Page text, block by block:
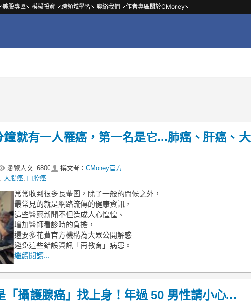
美股專區 模擬投資 跨領域學習 聯絡我們 作者專區關於CMoney
鐘就有一人罹癌，第一名是它...肺癌、肝癌、大
瀏覽人次 :6800 撰文者： CMoney官方
大腸癌 口腔癌
常常收到很多長輩圖，除了一般的問候之外，
最常見的就是網路流傳的健康資訊，
這些醫藥新聞不但造成人心惶惶、
增加醫師看診時的負擔，
還要多花費官方機構為大眾公開解惑
避免這些錯誤資訊「再教育」病患。
繼續閱讀...
「攝護腺癌」找上身！年過 50 男性請小心...